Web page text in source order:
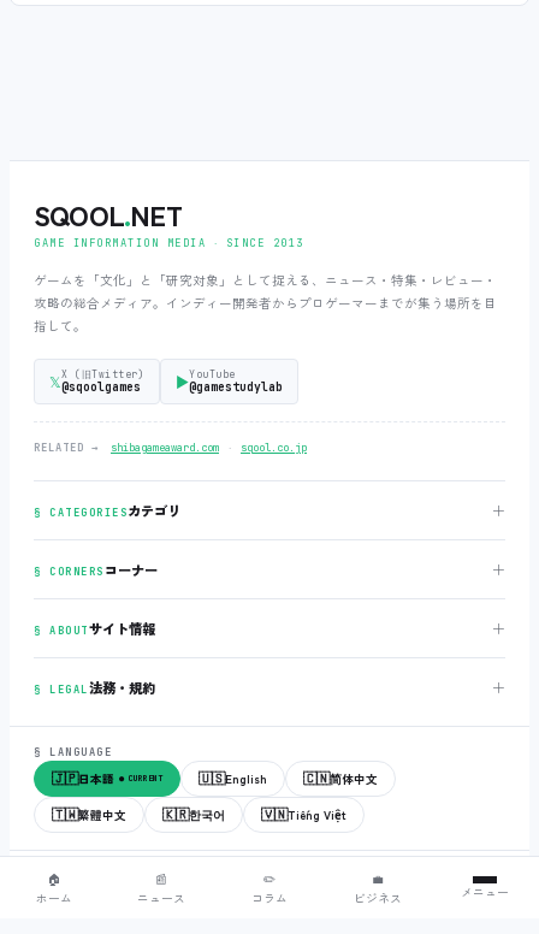
SQOOL.NET
GAME INFORMATION MEDIA ‧ SINCE 2013
ゲームを「文化」と「研究対象」として捉える、ニュース・特集・レビュー・
攻略の総合メディア。インディー開発者からプロゲーマーまでが集う場所を目
指して。
𝕏X (旧Twitter)
@sqoolgames ▶YouTube
@gamestudylab
RELATED → shibagameaward.com ‧ sqool.co.jp
§ CATEGORIESカテゴリ ＋
§ CORNERS コーナー ＋
§ ABOUTサイト情報 ＋
§ LEGAL法務・規約 ＋
§ LANGUAGE
🇯🇵日本語 ● CURRENT 🇺🇸English 🇨🇳简体中文
🇹🇼繁體中文 🇰🇷한국어 🇻🇳Tiếng Việt
© 2018-2026 sqool.co.jp ‧ All rights reserved. v3.0.0 build 20260505
● ALL SYSTEMS NORMAL
🏠
ホーム
📰
ニュース
✏️
コラム
💼
ビジネス
メニュー